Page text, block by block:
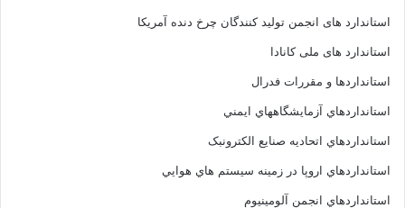
استاندارد های انجمن توليد کنندگان چرخ دنده آمريکا
استاندارد های ملی کانادا
استانداردها و مقررات فدرال
استانداردهاي آزمايشگاههاي ايمني
استانداردهاي اتحاديه صنايع الکترونبک
استانداردهاي اروپا در زمينه سيستم هاي هوايي
استانداردهاي انجمن آلومينيوم